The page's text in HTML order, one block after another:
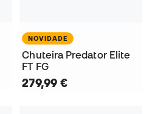
NOVIDADE
Chuteira Predator Elite
FT FG
279,99 €